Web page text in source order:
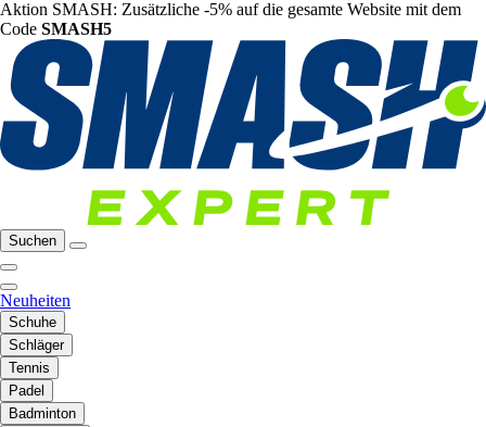
Aktion SMASH: Zusätzliche -5% auf die gesamte Website mit dem
Code SMASH5
Suchen
Neuheiten
Schuhe
Schläger
Tennis
Padel
Badminton